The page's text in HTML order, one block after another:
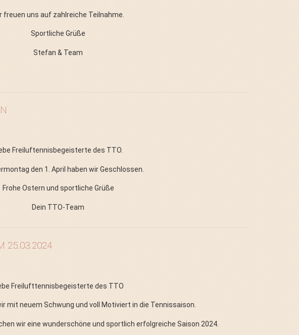
freuen uns auf zahlreiche Teilnahme.
Sportliche Grüße
Stefan & Team
Freiluftennisbegeisterte des TTO.
den 1. April haben wir Geschlossen.
Frohe Ostern und sportliche Grüße
Dein TTO-Team
25.03.2024
Freilufttennisbegeisterte des TTO
mit neuem Schwung und voll Motiviert in die Tennissaison.
wir eine wunderschöne und sportlich erfolgreiche Saison 2024.